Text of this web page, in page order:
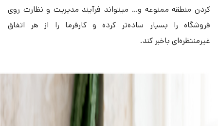
کردن منطقه ممنوعه و… میتواند فرآیند مدیریت و نظارت روی
فروشگاه را بسیار ساده‌تر کرده و کارفرما را از هر اتفاق
غیرمنتظره‌ای باخبر کند.